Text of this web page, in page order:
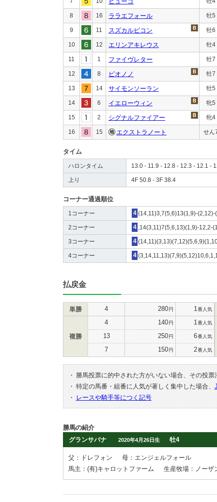
8 16 ララエフォール 牡5
9 11 スズカルビコン 牡6
10 12 エリンアキレウス 牡4
11 1 ファイヴレター 牡7
12 8 ピオノノ 牡7
13 14 サイモンソーラン 牡5
14 6 イエローウィン 牝5
15 2 シグナルファイアー 牝4
16 15 エクストラノート せん
タイム
ハロンタイム 13.0 - 11.9 - 12.8 - 12.3 - 12.1 -
上り 4F 50.8 - 3F 38.4
コーナー通過順位
1コーナー 4 (14,11)3,7(5,6)13(1,9)-
2コーナー 4 ,14(3,11)7(5,6,13)(1,9)-12,2-
3コーナー 4
4コーナー 4
払戻金
単勝 4 280円 1 番人気
複勝
4 140円 1 番人気
13 250円 6番人気
7 150円 2番人気
・
勝馬投票に的中された方がいない場合、その投
・ 特定の馬番・組番に人気が著しく集中した場合、
・
レースや騎手等につく記号
勝馬の紹介
グランサバナ
2020年4月26日生 牡4
父：ドレフォン
母：エンジェルフォール
馬主：(有)キャロットファーム
生産牧場：ノーザ